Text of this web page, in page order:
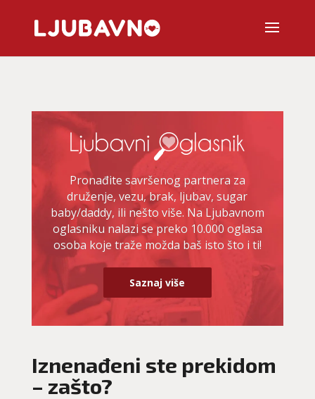
Pronađite savršenog partnera za
druženje, vezu, brak, ljubav, sugar
baby/daddy, ili nešto više. Na Ljubavnom
oglasniku nalazi se preko 10.000 oglasa
osoba koje traže možda baš isto što i ti!
Saznaj više
Iznenađeni ste prekidom
– zašto?